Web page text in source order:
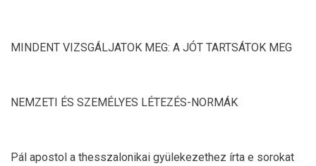
MINDENT VIZSGÁLJATOK MEG: A JÓT TARTSÁTOK MEG
NEMZETI ÉS SZEMÉLYES LÉTEZÉS-NORMÁK
Pál apostol a thesszalonikai gyülekezethez írta e sorokat